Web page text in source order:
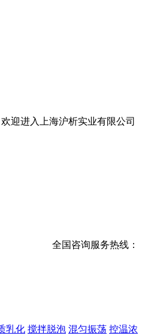
欢迎进入上海沪析实业有限公司
全国咨询服务热线：
乳化 搅拌脱泡 混匀振荡 控温浓